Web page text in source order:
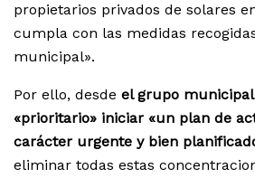
propietarios privados de solares
cumpla con las medidas
municipal».
Por ello, desde el grupo
«prioritario» iniciar «un plan de
carácter urgente y bien
eliminar todas estas